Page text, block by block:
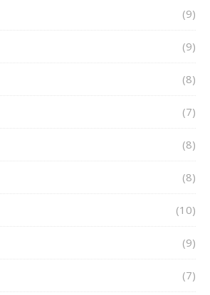
(9)
(9)
(8)
(7)
(8)
(8)
(10)
(9)
(7)